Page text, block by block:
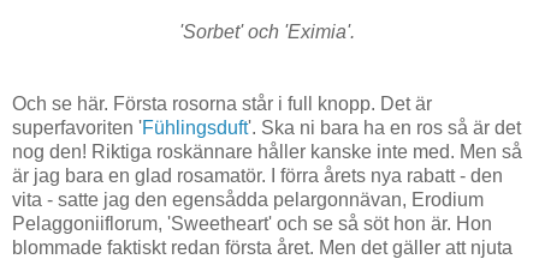
'Sorbet' och 'Eximia'.
Och se här. Första rosorna står i full knopp. Det är
superfavoriten 'Fühlingsduft'. Ska ni bara ha en ros så är det
nog den! Riktiga roskännare håller kanske inte med. Men så
är jag bara en glad rosamatör. I förra årets nya rabatt - den
vita - satte jag den egensådda pelargonnävan, Erodium
Pelaggoniiflorum, 'Sweetheart' och se så söt hon är. Hon
blommade faktiskt redan första året. Men det gäller att njuta